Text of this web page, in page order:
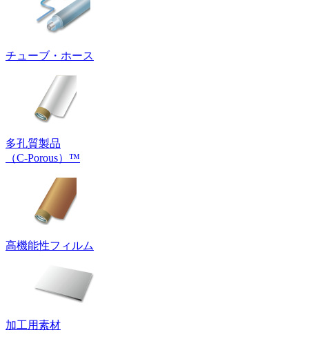
チューブ・ホース
多孔質製品
（C-Porous）™
高機能性フィルム
加工用素材